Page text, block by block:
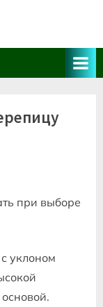
при выборе
уклоном